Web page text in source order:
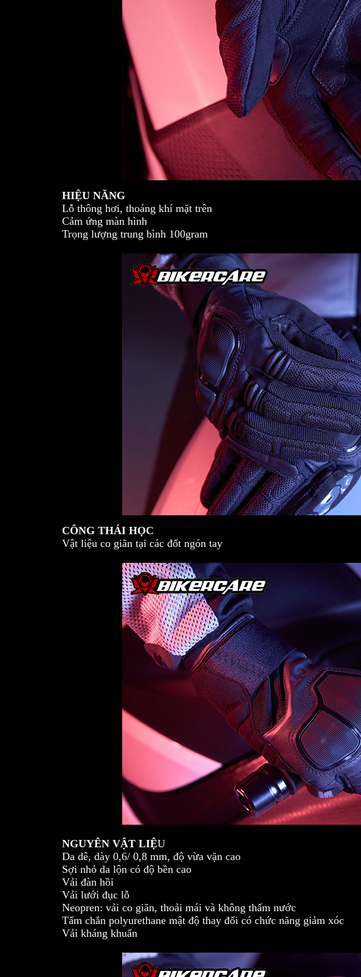
HIỆU NĂNG
Lỗ thông hơi, thoáng khí mặt trên
Cảm ứng màn hình
Trọng lượng trung bình 100gram
CÔNG THÁI HỌC
Vật liệu co giãn tại các đốt ngón tay
NGUYÊN VẬT LIỆU
Da dê, dày 0,6/ 0,8 mm, độ vừa vặn cao
Sợi nhỏ da lộn có độ bền cao
Vải đàn hồi
Vải lưới đục lỗ
Neopren: vải co giãn, thoải mái và không thấm nước
Tấm chắn polyurethane mật độ thay đổi có chức năng giảm xóc
Vải kháng khuẩn